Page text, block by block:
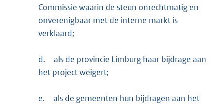
Commissie waarin de steun onrechtmatig en
onverenigbaar met de interne markt is
verklaard;
d.
als de provincie Limburg haar bijdrage aan
het project weigert;
e.
als de gemeenten hun bijdragen aan het